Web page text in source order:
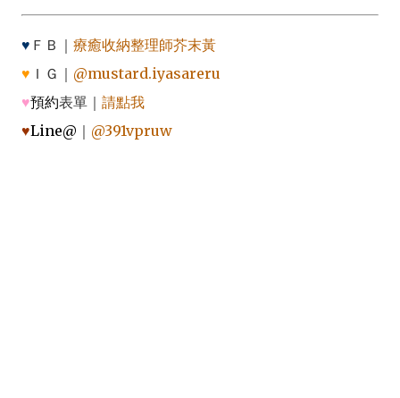
♥ ＦＢ｜ 療癒收納整理師芥末黃
♥ ＩＧ｜ @mustard.iyasareru
♥預約表單｜ 請點我
♥Line@ ｜ @391vpruw